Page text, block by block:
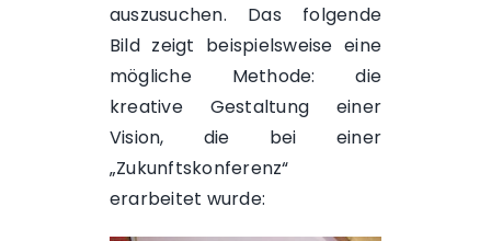
auszusuchen. Das folgende
Bild zeigt beispielsweise eine
mögliche Methode: die
kreative Gestaltung einer
Vision, die bei einer
„Zukunftskonferenz“
erarbeitet wurde: